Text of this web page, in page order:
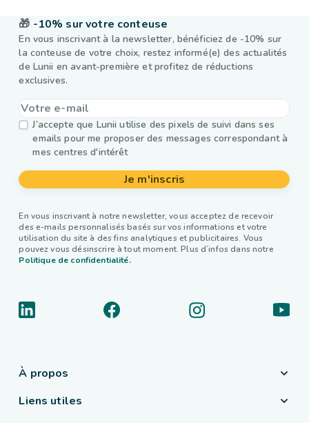
🎁 -10% sur votre conteuse
En vous inscrivant à la newsletter, bénéficiez de -10% sur
la conteuse de votre choix, restez informé(e) des actualités
de Lunii en avant-première et profitez de réductions
exclusives.
J’accepte que Lunii utilise des pixels de suivi dans ses
emails pour me proposer des messages correspondant à
mes centres d'intérêt
Je m'inscris
En vous inscrivant à notre newsletter, vous acceptez de recevoir
des e-mails personnalisés basés sur vos informations et votre
utilisation du site à des fins analytiques et publicitaires. Vous
pouvez vous désinscrire à tout moment. Plus d’infos dans notre
Politique de confidentialité.
À propos
Liens utiles